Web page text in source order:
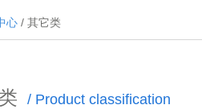
心 / 其它类
/ Product classification